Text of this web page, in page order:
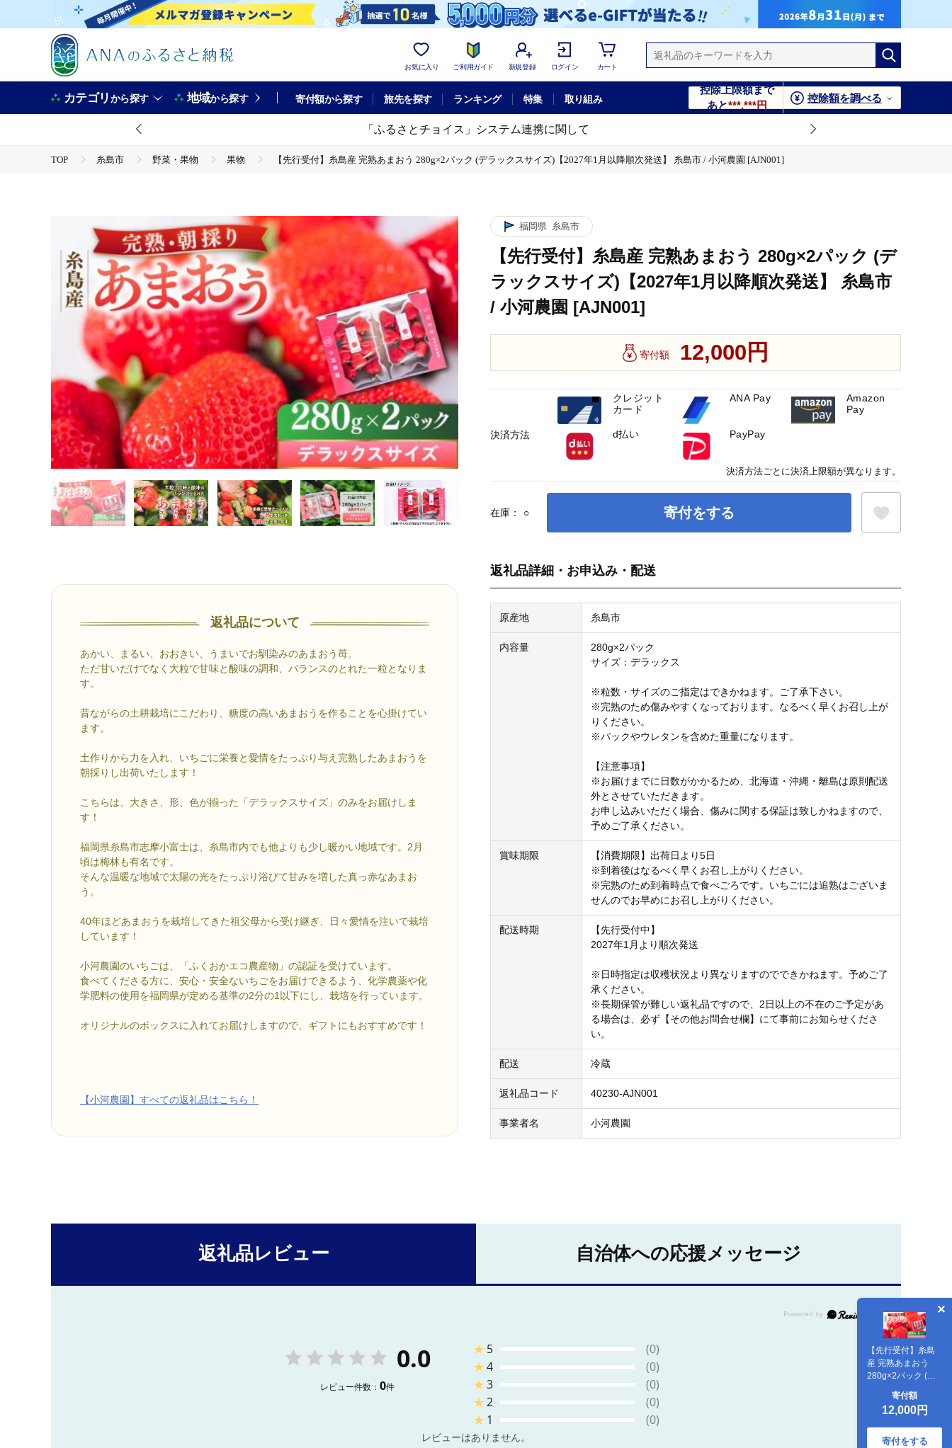
お気に入り ご利用ガイド 新規登録 ログイン カート
カテゴリから探す 地域から探す 寄付額から探す 旅先を探す ランキング 特集 取り組み
控除上限額まで
あと***,***円
控除額を調べる
「ふるさとチョイス」システム連携に関して
TOP 糸島市 野菜・果物 果物 【先行受付】糸島産 完熟あまおう 280g×2パック (デラックスサイズ)【2027年1月以降順次発送】 糸島市 / 小河農園 [AJN001]
返礼品について
あかい、まるい、おおきい、うまいでお馴染みのあまおう苺。
ただ甘いだけでなく大粒で甘味と酸味の調和、バランスのとれた一粒となりま
す。
昔ながらの土耕栽培にこだわり、糖度の高いあまおうを作ることを心掛けてい
ます。
土作りから力を入れ、いちごに栄養と愛情をたっぷり与え完熟したあまおうを
朝採りし出荷いたします！
こちらは、大きさ、形、色が揃った「デラックスサイズ」のみをお届けしま
す！
福岡県糸島市志摩小富士は、糸島市内でも他よりも少し暖かい地域です。2月
頃は梅林も有名です。
そんな温暖な地域で太陽の光をたっぷり浴びて甘みを増した真っ赤なあまお
う。
40年ほどあまおうを栽培してきた祖父母から受け継ぎ、日々愛情を注いで栽培
しています！
小河農園のいちごは、「ふくおかエコ農産物」の認証を受けています。
食べてくださる方に、安心・安全ないちごをお届けできるよう、化学農薬や化
学肥料の使用を福岡県が定める基準の2分の1以下にし、栽培を行っています。
オリジナルのボックスに入れてお届けしますので、ギフトにもおすすめです！
【小河農園】すべての返礼品はこちら！
福岡県 糸島市
【先行受付】糸島産 完熟あまおう 280g×2パック (デ
ラックスサイズ)【2027年1月以降順次発送】 糸島市
/ 小河農園 [AJN001]
寄付額 12,000円
在庫： ○ 寄付をする
【先行受付】糸島
産 完熟あまおう
280g×2パック (デ
ラックスサイズ)
【2027年1月以降
順次発送】 糸島市 /
小河農園 [AJN001]
寄付額
12,000円
寄付をする
返礼品詳細・お申込み・配送
原産地 糸島市
内容量
280g×2パック
サイズ：デラックス
※粒数・サイズのご指定はできかねます。ご了承下さい。
※完熟のため傷みやすくなっております。なるべく早くお召し上が
りください。
※パックやウレタンを含めた重量になります。
【注意事項】
※お届けまでに日数がかかるため、北海道・沖縄・離島は原則配送
外とさせていただきます。
お申し込みいただく場合、傷みに関する保証は致しかねますので、
予めご了承ください。
賞味期限
【消費期限】出荷日より5日
※到着後はなるべく早くお召し上がりください。
※完熟のため到着時点で食べごろです。いちごには追熟はございま
せんのでお早めにお召し上がりください。
配送時期
【先行受付中】
2027年1月より順次発送
※日時指定は収穫状況より異なりますのでできかねます。予めご了
承ください。
※長期保管が難しい返礼品ですので、2日以上の不在のご予定があ
る場合は、必ず【その他お問合せ欄】にて事前にお知らせくださ
い。
配送 冷蔵
返礼品コード 40230-AJN001
事業者名 小河農園
決済方法
クレジット
カード
ANA Pay
Amazon
Pay
d払い PayPay
決済方法ごとに決済上限額が異なります。
返礼品レビュー 自治体への応援メッセージ
0.0
レビュー件数： 0件
★ 5
(0)
★4
(0)
★3
(0)
★2
(0)
★ 1 (0)
レビューはありません。